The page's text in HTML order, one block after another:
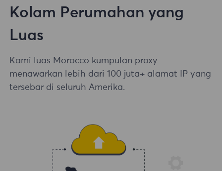
Kolam Perumahan yang
Luas
Kami luas Morocco kumpulan proxy
menawarkan lebih dari 100 juta+ alamat IP yang
tersebar di seluruh Amerika.